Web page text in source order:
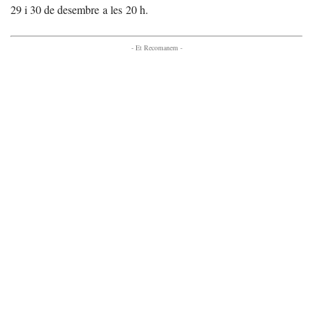
29 i 30 de desembre a les 20 h.
- Et Recomanem -